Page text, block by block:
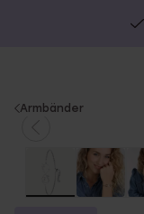
You
Armbänder